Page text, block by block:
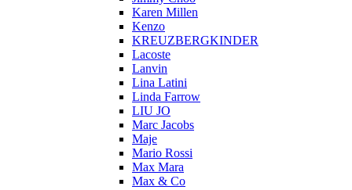
Karen Millen
Kenzo
KREUZBERGKINDER
Lacoste
Lanvin
Lina Latini
Linda Farrow
LIU JO
Marc Jacobs
Maje
Mario Rossi
Max Mara
Max & Co